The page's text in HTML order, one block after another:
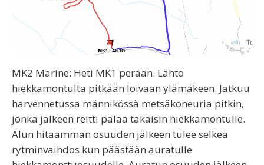
MK2 Marine: Heti MK1 perään. Lähtö
hiekkamontulta pitkään loivaan ylämäkeen. Jatkuu
harvennetussa männikössä metsäkoneuria pitkin,
jonka jälkeen reitti palaa takaisin hiekkamontulle.
Alun hitaamman osuuden jälkeen tulee selkeä
rytminvaihdos kun päästään auratulle